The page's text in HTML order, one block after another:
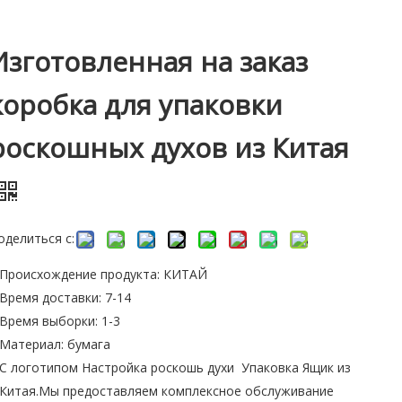
на заказ
для упаковки
духов из Китая
с:
Происхождение продукта: КИТАЙ
Время доставки: 7-14
Время выборки: 1-3
Материал: бумага
С логотипом Настройка роскошь духи Упаковка Ящик из
Китая.Мы предоставляем комплексное обслуживание